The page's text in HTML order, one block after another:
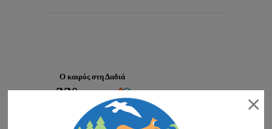
Ο καιρός στη Δαδιά
×